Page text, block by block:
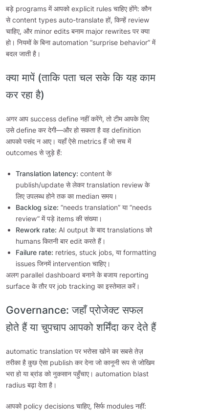
बड़े programs में आपको explicit rules चाहिए होंगे: कौन
से content types auto-translate हों, किन्हें review
चाहिए, और minor edits बनाम major rewrites पर क्या
हो। नियमों के बिना automation “surprise behavior” में
बदल जाती है।
क्या मापें (ताकि पता चल सके कि यह काम
कर रहा है)
अगर आप success define नहीं करेंगे, तो टीम आपके लिए
उसे define कर देगी—और हो सकता है वह definition
आपको पसंद न आए। यहाँ ऐसे metrics हैं जो सच में
outcomes से जुड़े हैं:
Translation latency: content के
publish/update से लेकर translation review के
लिए उपलब्ध होने तक का median समय।
Backlog size: “needs translation” या “needs
review” में पड़े items की संख्या।
Rework rate: AI output के बाद translations को
humans कितनी बार edit करते हैं।
Failure rate: retries, stuck jobs, या formatting
issues जिनमें intervention चाहिए।
अलग parallel dashboard बनाने के बजाय reporting
surface के तौर पर job tracking का इस्तेमाल करें।
Governance: जहाँ प्रोजेक्ट सफल
होते हैं या चुपचाप आपको शर्मिंदा कर देते हैं
automatic translation पर भरोसा खोने का सबसे तेज़
तरीका है कुछ ऐसा publish कर देना जो कानूनी रूप से जोखिम
भरा हो या ब्रांड को नुकसान पहुँचाए। automation blast
radius बढ़ा देता है।
आपको policy decisions चाहिए, सिर्फ modules नहीं: